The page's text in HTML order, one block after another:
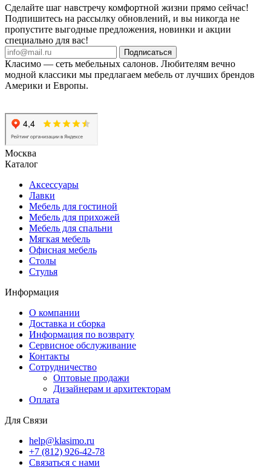
Сделайте шаг навстречу комфортной жизни прямо сейчас!
Подпишитесь на рассылку обновлений, и вы никогда не
пропустите выгодные предложения, новинки и акции
специально для вас!
Подписаться
Класимо — cеть мебельных салонов. Любителям вечно
модной классики мы предлагаем мебель от лучших брендов
Америки и Европы.
Москва
Каталог
Аксессуары
Лавки
Мебель для гостиной
Мебель для прихожей
Мебель для спальни
Мягкая мебель
Офисная мебель
Столы
Стулья
Информация
О компании
Доставка и сборка
Информация по возврату
Сервисное обслуживание
Контакты
Сотрудничество
Оптовые продажи
Дизайнерам и архитекторам
Оплата
Для Связи
help@klasimo.ru
+7 (812) 926-42-78
Связаться с нами